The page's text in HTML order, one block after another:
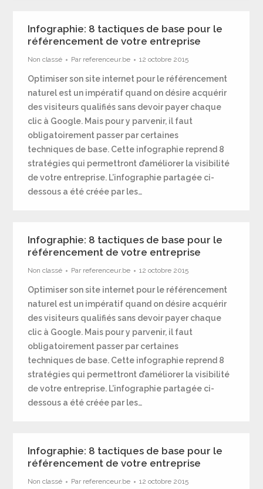
Infographie: 8 tactiques de base pour le
référencement de votre entreprise
Non classé Par referenceur.be 12 octobre 2015
Optimiser son site internet pour le référencement
naturel est un impératif quand on désire acquérir
des visiteurs qualifiés sans devoir payer chaque
clic à Google. Mais pour y parvenir, il faut
obligatoirement passer par certaines
techniques de base. Cette infographie reprend 8
stratégies qui permettront d’améliorer la visibilité
de votre entreprise. L’infographie partagée ci-
dessous a été créée par les…
Infographie: 8 tactiques de base pour le
référencement de votre entreprise
Non classé Par referenceur.be 12 octobre 2015
Optimiser son site internet pour le référencement
naturel est un impératif quand on désire acquérir
des visiteurs qualifiés sans devoir payer chaque
clic à Google. Mais pour y parvenir, il faut
obligatoirement passer par certaines
techniques de base. Cette infographie reprend 8
stratégies qui permettront d’améliorer la visibilité
de votre entreprise. L’infographie partagée ci-
dessous a été créée par les…
Infographie: 8 tactiques de base pour le
référencement de votre entreprise
Non classé Par referenceur.be 12 octobre 2015